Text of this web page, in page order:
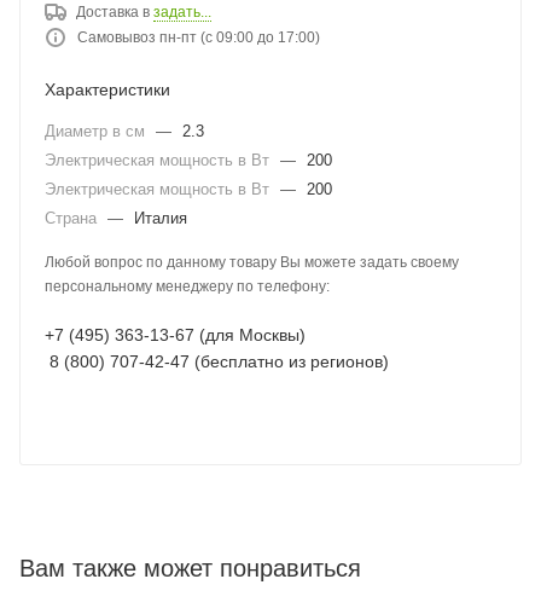
Доставка в задать...
Самовывоз пн-пт (с 09:00 до 17:00)
Характеристики
Диаметр в см — 2.3
Электрическая мощность в Вт — 200
Электрическая мощность в Вт — 200
Страна — Италия
Любой вопрос по данному товару Вы можете задать своему
персональному менеджеру по телефону:
+7 (495) 363-13-67 (для Москвы)
8 (800) 707-42-47 (бесплатно из регионов)
Вам также может понравиться